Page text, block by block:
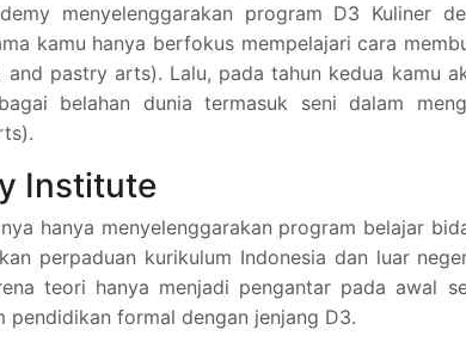
menyelenggarakan program D3 Kuliner
kamu hanya berfokus mempelajari cara
pastry arts). Lalu, pada tahun kedua kamu
belahan dunia termasuk seni dalam
Institute
hanya menyelenggarakan program belajar
perpaduan kurikulum Indonesia dan luar
teori hanya menjadi pengantar pada awal
pendidikan formal dengan jenjang D3.